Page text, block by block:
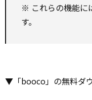
※ これらの機能に
す。
▼「booco」の無料ダ